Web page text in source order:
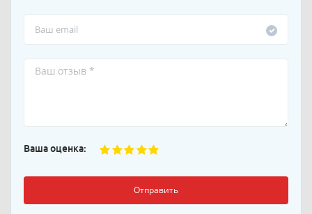
Ваша оценка:
Отправить